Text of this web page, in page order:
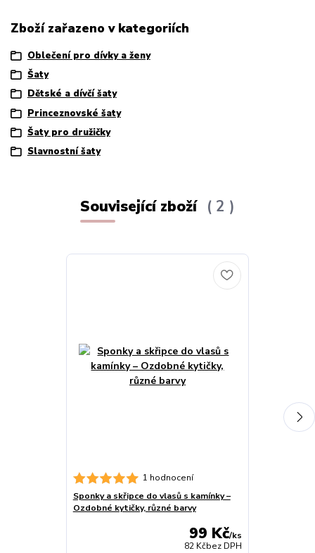
Zboží zařazeno v kategoriích
Oblečení pro dívky a ženy
Šaty
Dětské a dívčí šaty
Princeznovské šaty
Šaty pro družičky
Slavnostní šaty
Související zboží 2
1 hodnocení
Sponky a skřipce do vlasů s kamínky –
Ozdobné kytičky, různé barvy
99 Kč/ks
82 Kčbez DPH